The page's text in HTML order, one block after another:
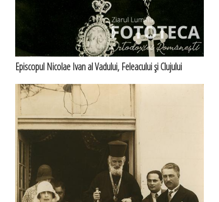
Episcopul Nicolae Ivan al Vadului, Feleacului şi Clujului